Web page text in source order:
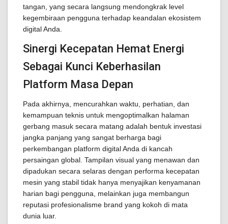
tangan, yang secara langsung mendongkrak level
kegembiraan pengguna terhadap keandalan ekosistem
digital Anda.
Sinergi Kecepatan Hemat Energi
Sebagai Kunci Keberhasilan
Platform Masa Depan
Pada akhirnya, mencurahkan waktu, perhatian, dan
kemampuan teknis untuk mengoptimalkan halaman
gerbang masuk secara matang adalah bentuk investasi
jangka panjang yang sangat berharga bagi
perkembangan platform digital Anda di kancah
persaingan global. Tampilan visual yang menawan dan
dipadukan secara selaras dengan performa kecepatan
mesin yang stabil tidak hanya menyajikan kenyamanan
harian bagi pengguna, melainkan juga membangun
reputasi profesionalisme brand yang kokoh di mata
dunia luar.